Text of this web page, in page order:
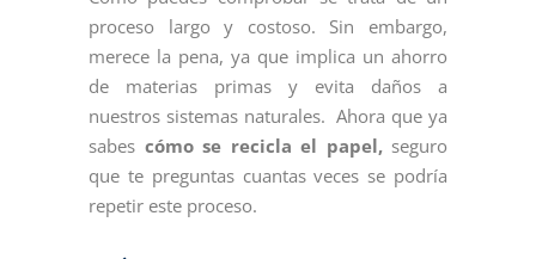
proceso largo y costoso. Sin embargo,
merece la pena, ya que implica un ahorro
de materias primas y evita daños a
nuestros sistemas naturales. Ahora que ya
sabes cómo se recicla el papel, seguro
que te preguntas cuantas veces se podría
repetir este proceso.